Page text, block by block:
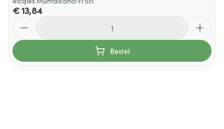
€ 13,84
Bestel